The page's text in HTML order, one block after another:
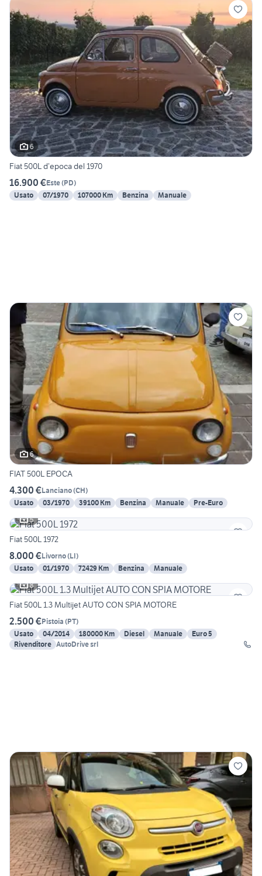
6
Fiat 500L d’epoca del 1970
16.900 €Este(PD)
Usato
07/1970 107000 Km Benzina Manuale
6
FIAT 500L EPOCA
4.300 €Lanciano(CH)
Usato
03/1970 39100 Km Benzina Manuale
Pre-Euro
5
Fiat 500L 1972
8.000 €Livorno(LI)
Usato
01/1970 72429 Km Benzina
Manuale
8
Fiat 500L 1.3 Multijet AUTO CON SPIA MOTORE
2.500 €Pistoia (PT)
Usato
04/2014 180000 Km Diesel Manuale
Euro 5
Rivenditore AutoDrive srl